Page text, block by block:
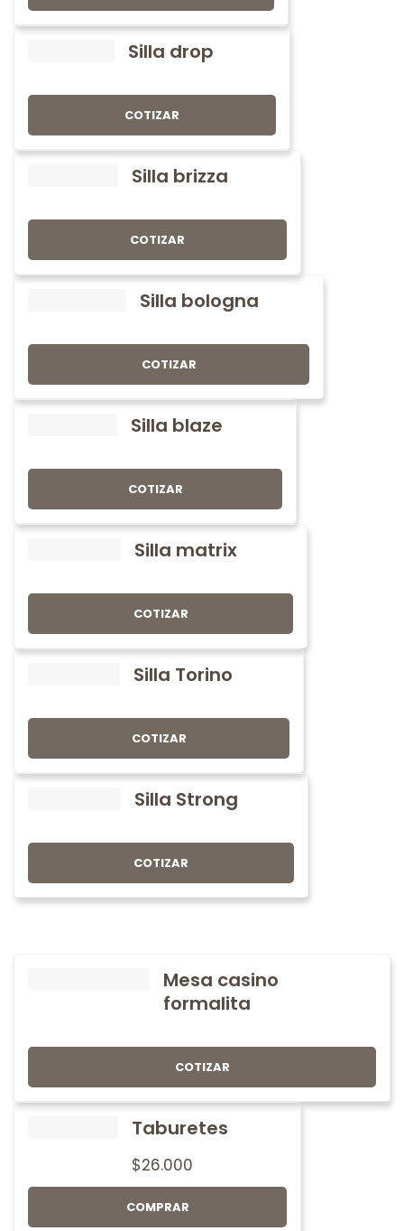
Silla drop
COTIZAR
Silla brizza
COTIZAR
Silla bologna
COTIZAR
Silla blaze
COTIZAR
Silla matrix
COTIZAR
Silla Torino
COTIZAR
Silla Strong
COTIZAR
Mesa casino
formalita
COTIZAR
Taburetes
$26.000
COMPRAR